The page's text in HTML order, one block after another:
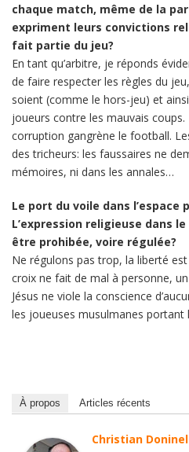
chaque match, même de la
expriment leurs convictions
fait partie du jeu?
En tant qu’arbitre, je réponds
de faire respecter les règles du
soient (comme le hors-jeu) et
joueurs contre les mauvais
corruption gangrène le football.
des tricheurs: les faussaires ne
mémoires, ni dans les annales…
Le port du voile dans l’espace
L’expression religieuse dans
être prohibée, voire régulée?
Ne régulons pas trop, la liberté
croix ne fait de mal à personne,
Jésus ne viole la conscience
les joueuses musulmanes portant
À propos Articles récents
Christian